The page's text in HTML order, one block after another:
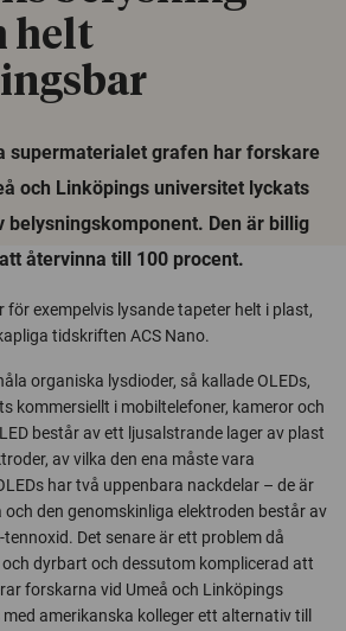
helt
supermaterialet grafen har forskare
och Linköpings universitet lyckats
belysningskomponent. Den är billig
återvinna till 100 procent.
för exempelvis lysande tapeter helt i plast,
tidskriften ACS Nano.
organiska lysdioder, så kallade OLEDs,
kommersiellt i mobiltelefoner, kameror och
består av ett ljusalstrande lager av plast
av vilka den ena måste vara
har två uppenbara nackdelar – de är
den genomskinliga elektroden består av
Det senare är ett problem då
dyrbart och dessutom komplicerad att
forskarna vid Umeå och Linköpings
amerikanska kolleger ett alternativ till